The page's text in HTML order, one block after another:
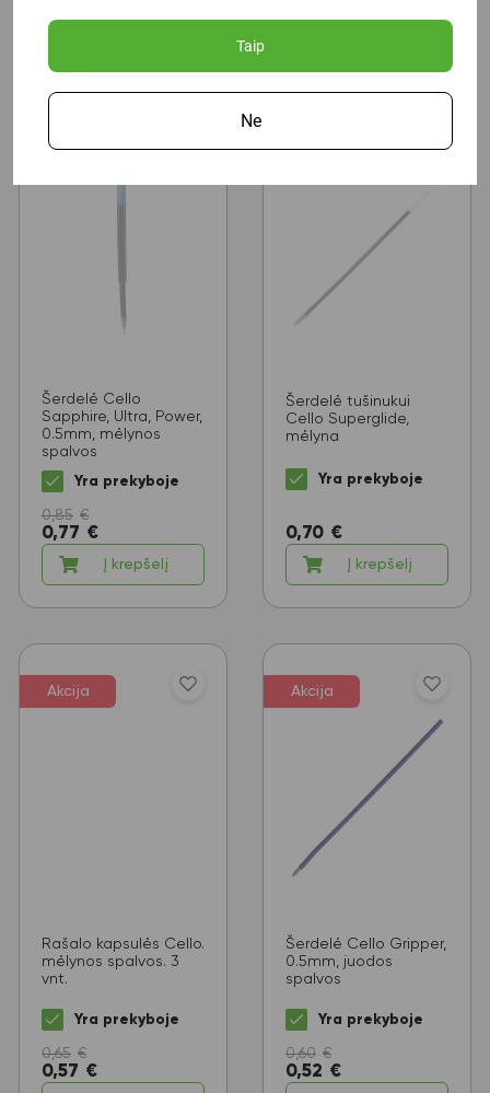
Į krepšelį Į krepšelį
Akcija
Šerdelė Cello
Sapphire, Ultra, Power,
0.5mm, mėlynos
spalvos
Yra prekyboje
0,85 €
0,77 €
Į krepšelį
Šerdelė tušinukui
Cello Superglide,
mėlyna
Yra prekyboje
0,70 €
Į krepšelį
Akcija
Rašalo kapsulės Cello.
mėlynos spalvos. 3
vnt.
Yra prekyboje
0,65 €
0,57 €
Akcija
Šerdelė Cello Gripper,
0.5mm, juodos
spalvos
Yra prekyboje
0,60 €
0,52 €
Taip
Ne